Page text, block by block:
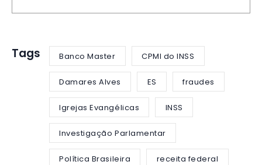
Tags Banco Master CPMI do INSS
Damares Alves ES fraudes
Igrejas Evangélicas INSS
Investigação Parlamentar
Política Brasileira receita federal